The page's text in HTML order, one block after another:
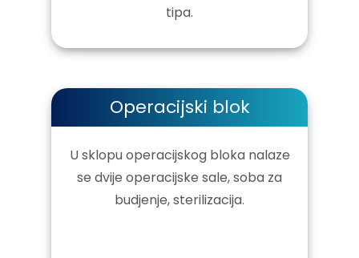
tipa.
Operacijski blok
U sklopu operacijskog bloka nalaze
se dvije operacijske sale, soba za
budjenje, sterilizacija.